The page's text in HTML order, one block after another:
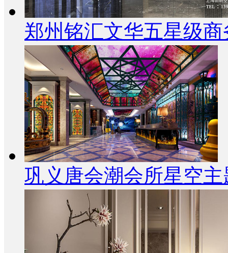
郑州铭汇文华五星级
巩义唐会潮会所星空